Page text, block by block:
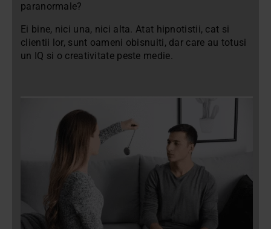
paranormale?
Ei bine, nici una, nici alta. Atat hipnotistii, cat si
clientii lor, sunt oameni obisnuiti, dar care au totusi
un IQ si o creativitate peste medie.